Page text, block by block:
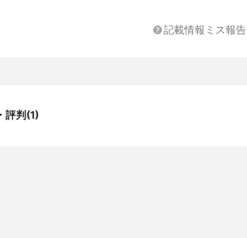
チルグルセス-10、クインスシードエキス、クズ根
カン酸アスコルビル、ホホバ油、オリーブ油、トリ
記載情報ミス報告
評判(1)